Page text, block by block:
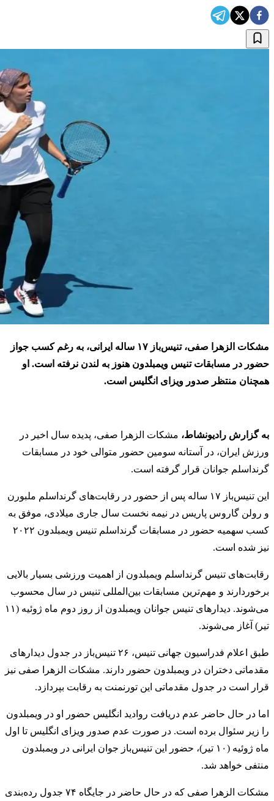
مشکات الزهرا صفی، تنیس‌باز ۱۷ ساله ایرانی، به رغم کسب جواز
حضور در مسابقات تنیس ویمبلدون هنوز به لندن نرفته است. او
همچنان منتظر صدور ویزای انگلیس است.
به گزارش رادیونشاط، مشکات الزهرا صفی، پدیده سال اخیر در
ورزش ایران، در آستانه سومین حضور متوالی خود در مسابقات
گرنداسلم جوانان قرار گرفته است.
این تنیس‌باز ۱۷ ساله پس از حضور در رقابت‌های گرنداسلم ملبورن
و رولن گاروس پاریس در نیمه نخست سال جاری میلادی، موفق به
کسب سهمیه حضور در مسابقات گرنداسلم تنیس ویمبلدون ۲۰۲۲
نیز شده است.
رقابت‌‌های تنیس گرنداسلم ویمبلدون از اهمیت ورزشی بسیار بالایی
برخوردارند و مهم‌ترین مسابقات بین‌المللی تنیس در سال محسوب
می‌شوند. دیدارهای تنیس جوانان ویمبلدون از روز دوم ماه ژوئیه (۱۱
تیر) آغاز می‌شوند.
طبق اعلام فدراسیون جهانی تنیس، ۲۶ تنیس‌باز در جدول دیدارهای
مقدماتی دختران در ویمبلدون حضور دارند. مشکات الزهرا صفی نیز
قرار است در جدول مقدماتی این تورنمنت به رقابت بپردازد.
اما در حال حاضر عدم دریافت روادید انگلیس حضور او در ویمبلدون
را زیر سئوال برده است. در صورت عدم صدور ویزای انگلیس تا اول
ماه ژوئیه (۱۰ تیر)، حضور این تنیس‌باز جوان ایرانی در ویمبلدون
منتفی خواهد شد.
مشکات الزهرا صفی که در حال حاضر در جایگاه ۷۴ جدول رده‌بندی